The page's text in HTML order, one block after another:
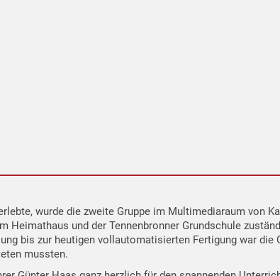
wurde die zweite Gruppe im Multimediaraum von
und der Tennenbronner Grundschule
bis zur heutigen vollautomatisierten Fertigung war die
mussten.